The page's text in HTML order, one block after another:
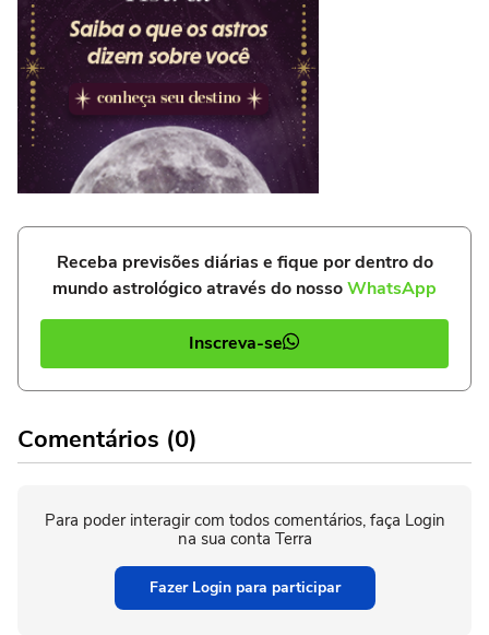
Receba previsões diárias e fique por dentro do
mundo astrológico através do nossoWhatsApp
Inscreva-se
Comentários (0)
Para poder interagir com todos comentários, faça Login
na sua conta Terra
Fazer Login para participar